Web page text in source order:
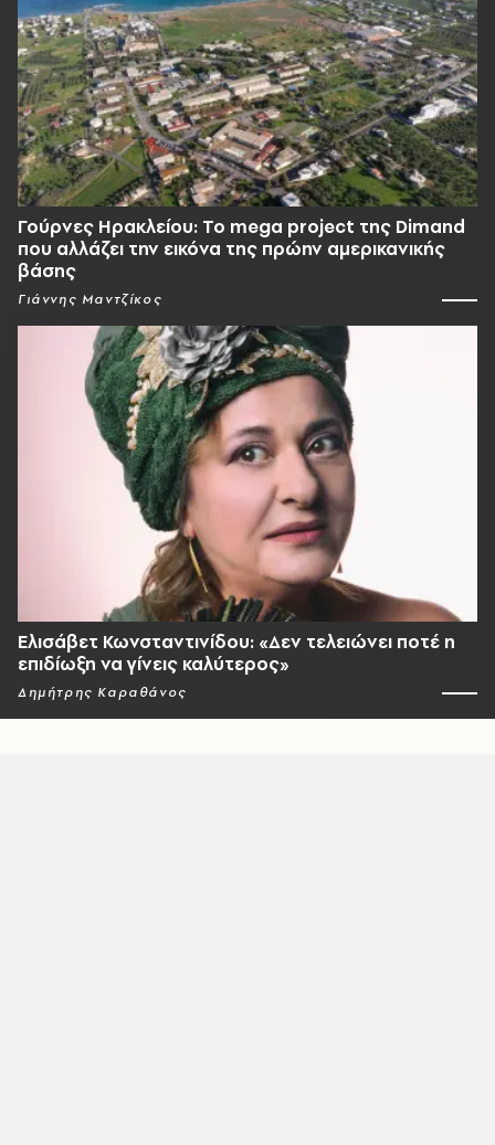
Γούρνες Ηρακλείου: To mega project της Dimand
που αλλάζει την εικόνα της πρώην αμερικανικής
βάσης
Γιάννης Μαντζίκος
Ελισάβετ Κωνσταντινίδου: «Δεν τελειώνει ποτέ η
επιδίωξη να γίνεις καλύτερος»
Δημήτρης Καραθάνος